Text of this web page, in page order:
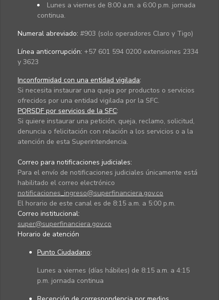
Lunes a viernes de 8:00 a.m. a 6:00 p.m. jornada
continua.
Numeral abreviado: #903 (solo operadores Claro y Tigo)
Línea anticorrupción: +57 601 594 0200 extensiones 2334
y 3623
Inconformidad con una entidad vigilada:
Si necesita instaurar una queja por productos o servicios
ofrecidos por una entidad vigilada por la SFC.
PQRSDF por servicios de la SFC:
Si quiere instaurar una petición, queja, reclamo, solicitud,
denuncia o felicitación con relación a los servicios o a la
atención de esta Superintendencia.
Correo para notificaciones judiciales:
Para el envío de notificaciones judiciales únicamente está
habilitado el correo electrónico
notificaciones_ingreso@superfinanciera.gov.co
El horario de este canal es de 8:15 a.m. a 5:00 p.m.
Correo institucional:
super@superfinanciera.gov.co
Horario de atención
Punto Ciudadano:
Lunes a viernes (días hábiles) de 8:15 a.m. a 4:15
p.m. jornada continua